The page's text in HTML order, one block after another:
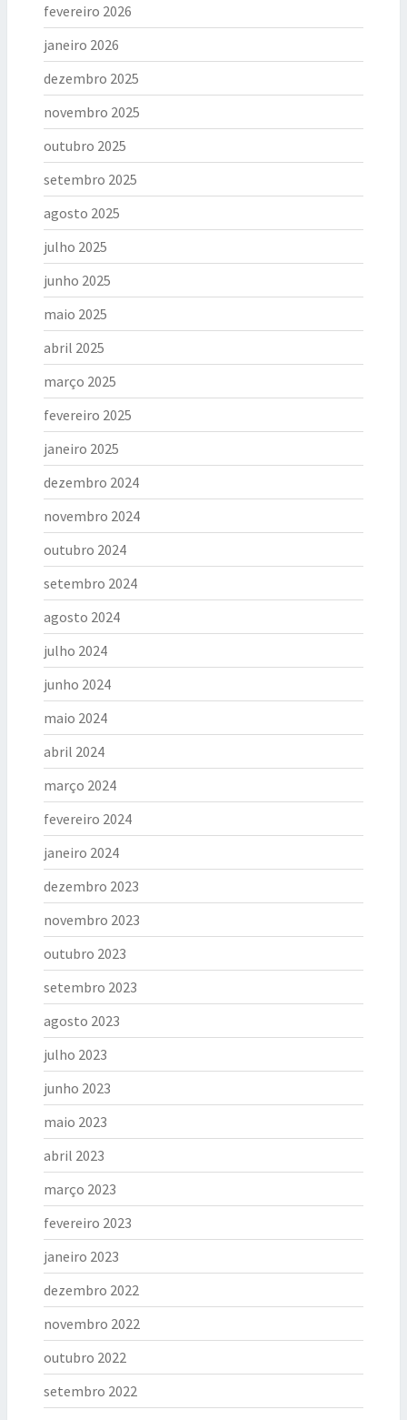
fevereiro 2026
janeiro 2026
dezembro 2025
novembro 2025
outubro 2025
setembro 2025
agosto 2025
julho 2025
junho 2025
maio 2025
abril 2025
março 2025
fevereiro 2025
janeiro 2025
dezembro 2024
novembro 2024
outubro 2024
setembro 2024
agosto 2024
julho 2024
junho 2024
maio 2024
abril 2024
março 2024
fevereiro 2024
janeiro 2024
dezembro 2023
novembro 2023
outubro 2023
setembro 2023
agosto 2023
julho 2023
junho 2023
maio 2023
abril 2023
março 2023
fevereiro 2023
janeiro 2023
dezembro 2022
novembro 2022
outubro 2022
setembro 2022